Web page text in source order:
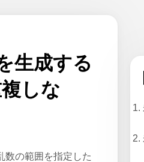
生成する
しな
数の範囲を指定した